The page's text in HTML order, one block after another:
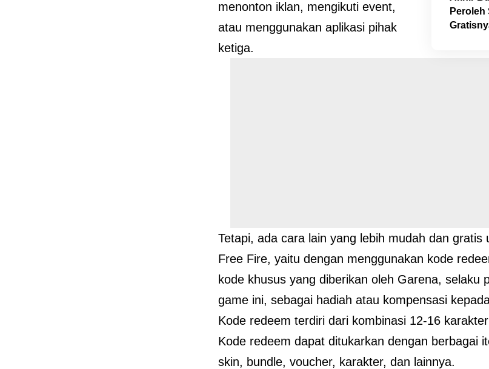
Peroleh
menonton iklan, mengikuti event,
atau menggunakan aplikasi pihak
ketiga.
Tetapi, ada cara lain yang lebih mudah dan gratis
Free Fire, yaitu dengan menggunakan kode
kode khusus yang diberikan oleh Garena, selaku
game ini, sebagai hadiah atau kompensasi
Kode redeem terdiri dari kombinasi 12-16
Kode redeem dapat ditukarkan dengan berbagai
skin, bundle, voucher, karakter, dan lainnya.